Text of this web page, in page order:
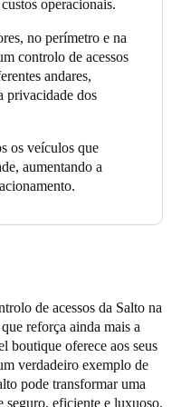
ambientalmente
operacional,
energéticos e
Leitores de Teclado nas
a cada andar,
ou funcionários. Esta
pode aceder a
a
reforçou a entrada
e as zonas comuns,
de utilizadores autorizados
eficazmente tanto a
ao hotel manter um
que acedem à propriedade.
facilita a
no parque de
operacionais.
no perímetro e na
controlo de acessos
andares,
privacidade dos
os veículos que
aumentando a
de acessos da Salto na
reforça ainda mais a
boutique oferece aos seus
verdadeiro exemplo de
pode transformar uma
seguro, eficiente e luxuoso.